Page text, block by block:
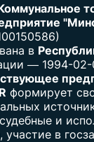
в
— 1994-
формирует
и
участие в